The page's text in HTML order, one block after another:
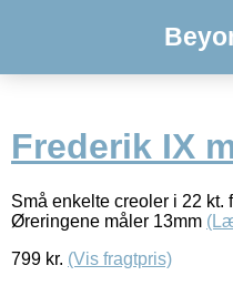
Frederik IX
Små enkelte creoler i 22 kt.
Øreringene måler 13mm
799 kr. (Vis fragtpris)